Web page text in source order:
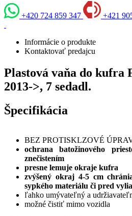
+420 724 859 347 +421
Informácie o produkte
Kontaktovať predajcu
Plastová vaňa do kufra
2013->, 7 sedadl.
Špecifikácia
BEZ PROTISKLZOVÉ
ochrana batožinového
znečistením
presne lemuje okraje kufra
zvýšený okraj 4-5 cm
sypkého materiálu či pred
ľahko umývateľný a
možné čistiť mimo vozidla